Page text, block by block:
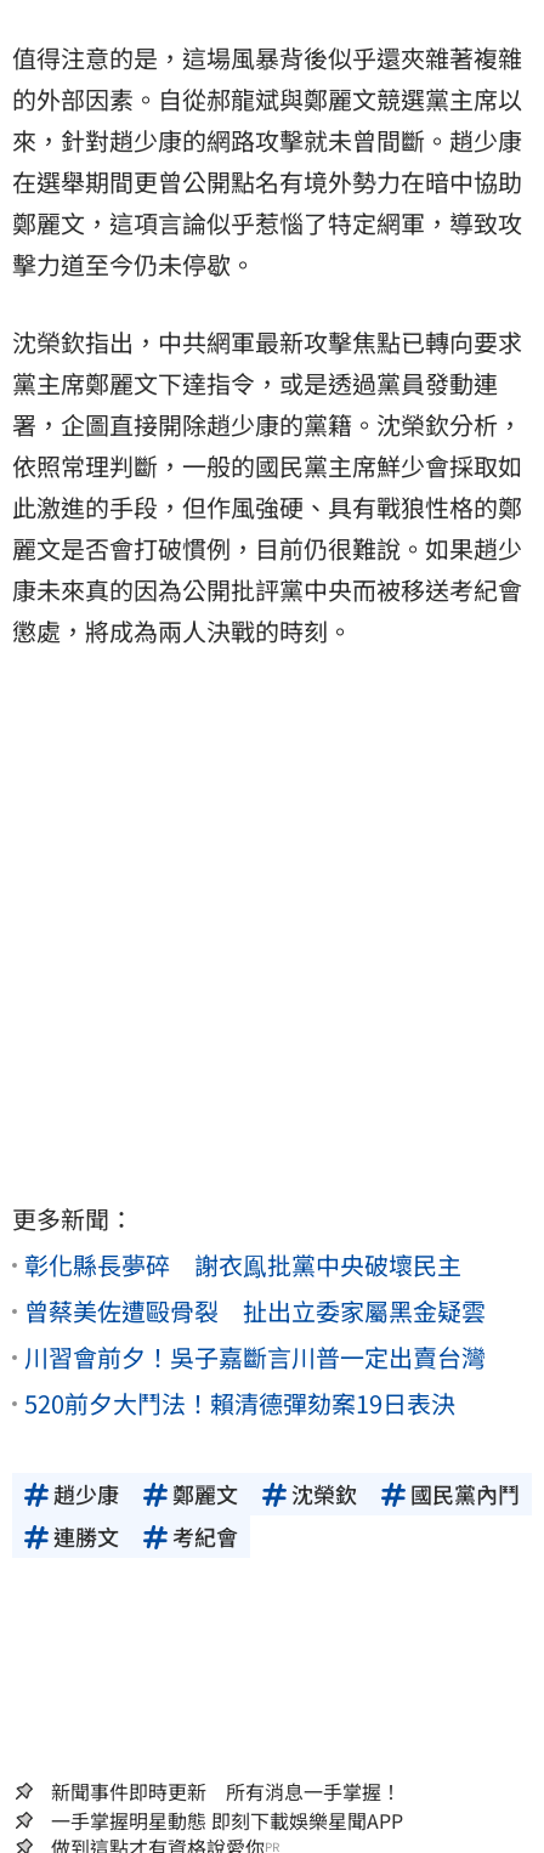
值得注意的是，這場風暴背後似乎還夾雜著複雜
的外部因素。自從郝龍斌與鄭麗文競選黨主席以
來，針對趙少康的網路攻擊就未曾間斷。趙少康
在選舉期間更曾公開點名有境外勢力在暗中協助
鄭麗文，這項言論似乎惹惱了特定網軍，導致攻
擊力道至今仍未停歇。
沈榮欽指出，中共網軍最新攻擊焦點已轉向要求
黨主席鄭麗文下達指令，或是透過黨員發動連
署，企圖直接開除趙少康的黨籍。沈榮欽分析，
依照常理判斷，一般的國民黨主席鮮少會採取如
此激進的手段，但作風強硬、具有戰狼性格的鄭
麗文是否會打破慣例，目前仍很難說。如果趙少
康未來真的因為公開批評黨中央而被移送考紀會
懲處，將成為兩人決戰的時刻。
更多新聞：
彰化縣長夢碎 謝衣鳯批黨中央破壞民主
曾蔡美佐遭毆骨裂 扯出立委家屬黑金疑雲
川習會前夕！吳子嘉斷言川普一定出賣台灣
520前夕大鬥法！賴清德彈劾案19日表決
趙少康 鄭麗文 沈榮欽
國民黨內鬥
連勝文
考紀會
新聞事件即時更新 所有消息一手掌握！
一手掌握明星動態 即刻下載娛樂星聞APP
做到這點才有資格說愛你PR